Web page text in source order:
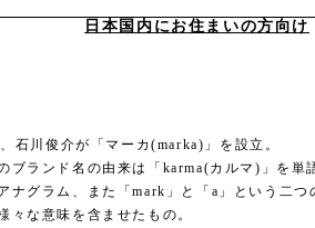
日本国内にお住まいの方向け
石川俊介が「マーカ(marka)」を設立。
ブランド名の由来は「karma(カルマ)」を単
ナグラム、また「mark」と「a」という二つ
々な意味を含ませたもの。